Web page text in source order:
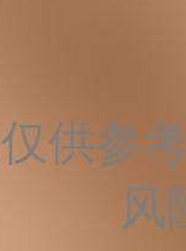
供参
风